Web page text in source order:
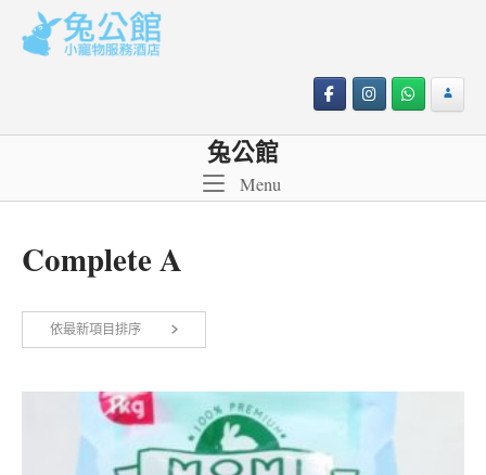
content
兔公館
MenuMenu
Complete A
依最新項目排序
項